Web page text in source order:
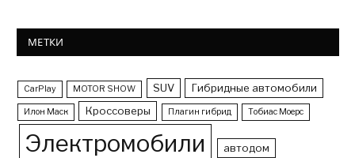
МЕТКИ
CarPlay MOTOR SHOW SUV Гибридные автомобили
Илон Маск Кроссоверы Плагин гибрид Тобиас Моерс
Электромобили автодом